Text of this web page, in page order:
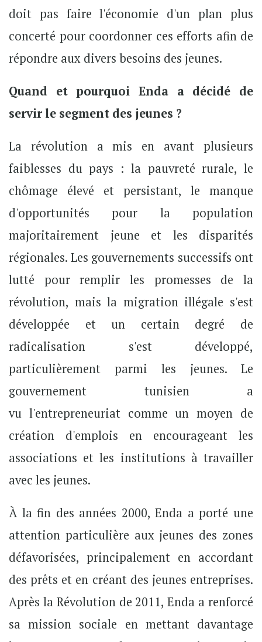
doit pas faire l'économie d'un plan plus
concerté pour coordonner ces efforts afin de
répondre aux divers besoins des jeunes.
Quand et pourquoi Enda a décidé de
servir le segment des jeunes ?
La révolution a mis en avant plusieurs
faiblesses du pays : la pauvreté rurale, le
chômage élevé et persistant, le manque
d'opportunités pour la population
majoritairement jeune et les disparités
régionales. Les gouvernements successifs ont
lutté pour remplir les promesses de la
révolution, mais la migration illégale s'est
développée et un certain degré de
radicalisation s'est développé,
particulièrement parmi les jeunes. Le
gouvernement tunisien a
vu l'entrepreneuriat comme un moyen de
création d'emplois en encourageant les
associations et les institutions à travailler
avec les jeunes.
À la fin des années 2000, Enda a porté une
attention particulière aux jeunes des zones
défavorisées, principalement en accordant
des prêts et en créant des jeunes entreprises.
Après la Révolution de 2011, Enda a renforcé
sa mission sociale en mettant davantage